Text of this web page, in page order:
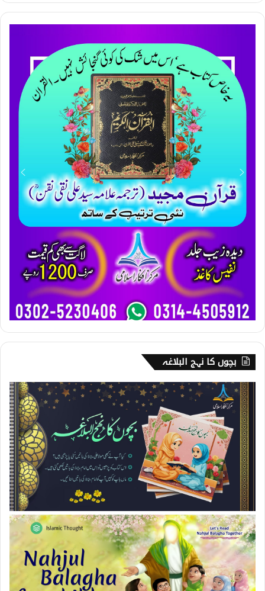
بچوں کا نہج البلاغہ